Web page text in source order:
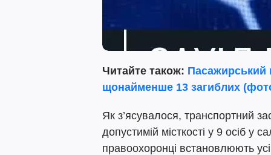
Читайте також: Пасажирський
щонайменше 13 загиблих
Як з’ясувалося, транспортний
допустимій місткості у 9 осіб у
правоохоронці встановлюють